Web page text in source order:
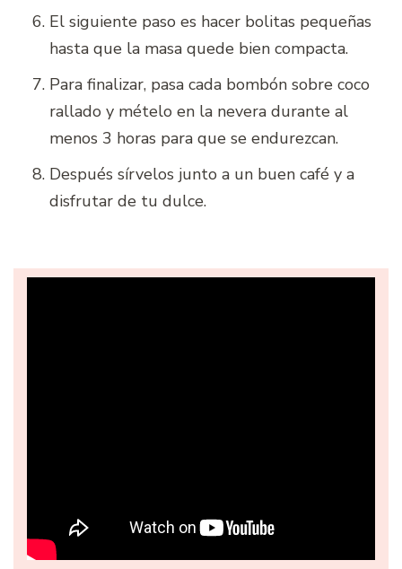
El siguiente paso es hacer bolitas pequeñas
hasta que la masa quede bien compacta.
Para finalizar, pasa cada bombón sobre coco
rallado y mételo en la nevera durante al
menos 3 horas para que se endurezcan.
Después sírvelos junto a un buen café y a
disfrutar de tu dulce.